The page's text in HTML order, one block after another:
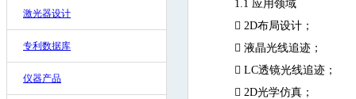
激光器设计
专利数据库
仪器产品
1.1 应用领域
 2D布局设计；
 液晶光线追迹；
 LC透镜光线追迹；
 2D光学仿真；